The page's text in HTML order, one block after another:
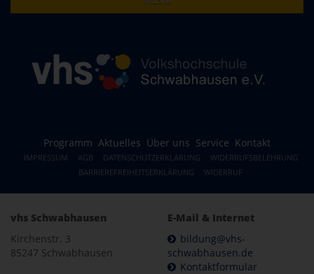
Programm Aktuelles Über uns Service Kontakt
IMPRESSUM AGB DATENSCHUTZERKLÄRUNG
WIDERRUFSBELEHRUNG
BARRIEREFREIHEITSERKLÄRUNG
WIDERRUF
vhs Schwabhausen
Kirchenstr. 3
85247 Schwabhausen
E-Mail & Internet
bildung@vhs-
schwabhausen.de
Kontaktformular